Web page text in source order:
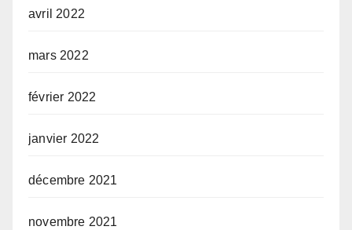
avril 2022
mars 2022
février 2022
janvier 2022
décembre 2021
novembre 2021